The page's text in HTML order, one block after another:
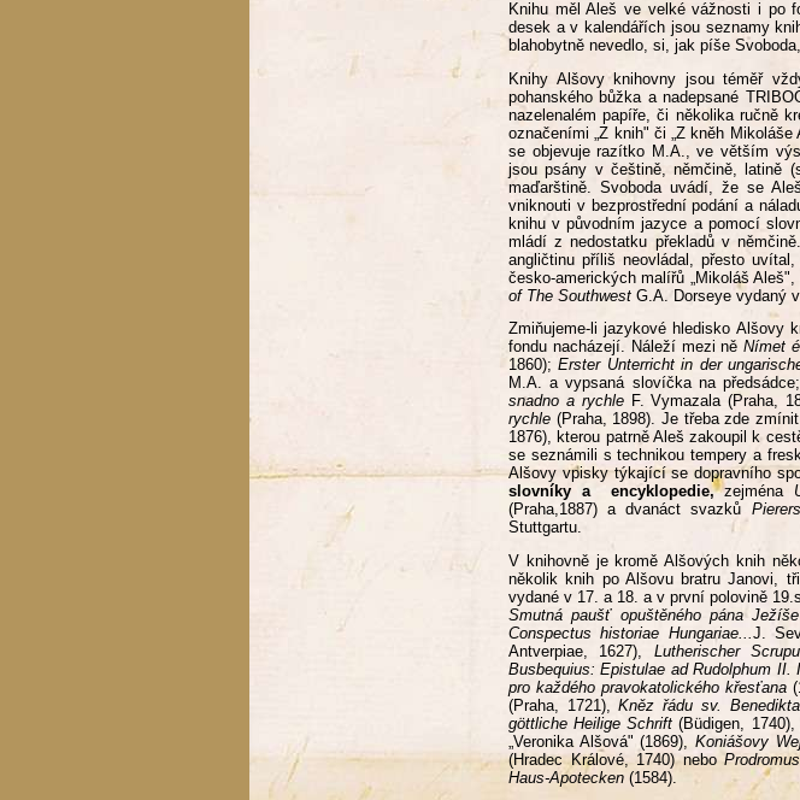
Knihu měl Aleš ve velké vážnosti i po
desek a v kalendářích jsou seznamy
blahobytně nevedlo, si, jak píše
Knihy Alšovy knihovny jsou téměř
pohanského bůžka a nadepsané
nazelenalém papíře, či několika ručně
označeními „Z knih" či „Z kněh
se objevuje razítko M.A., ve větším
jsou psány v češtině, němčině, latině
maďarštině. Svoboda uvádí, že se
vniknouti v bezprostřední podání a
knihu v původním jazyce a pomocí
mládí z nedostatku překladů v
angličtinu příliš neovládal, přesto
česko-amerických malířů „Mikoláš
of The Southwest G.A. Dorseye vydaný
Zmiňujeme-li jazykové hledisko Alšovy
fondu nacházejí. Náleží mezi něNímet
1860);Erster Unterricht in der
M.A. a vypsaná slovíčka na
snadno a rychleF. Vymazala (Praha,
rychle (Praha, 1898). Je třeba zde
1876), kterou patrně Aleš zakoupil k
se seznámili s technikou tempery a
Alšovy vpisky týkající se dopravního
slovníky a encyklopedie,zejména
(Praha,1887) a dvanáct svazků
Stuttgartu.
V knihovně je kromě Alšových knih
několik knih po Alšovu bratru Janovi,
vydané v 17. a 18. a v první polovině
Smutná paušť opuštěného pána
Conspectus historiae Hungariae...J.
Antverpiae, 1627), Lutherischer
Busbequius: Epistulae ad Rudolphum II.
pro každého pravokatolického křesťana
(Praha, 1721),Kněz řádu sv.
göttliche Heilige Schrift(Büdigen, 1740),
„Veronika Alšová" (1869),Koniášovy
(Hradec Králové, 1740) nebo
Haus-Apotecken (1584).